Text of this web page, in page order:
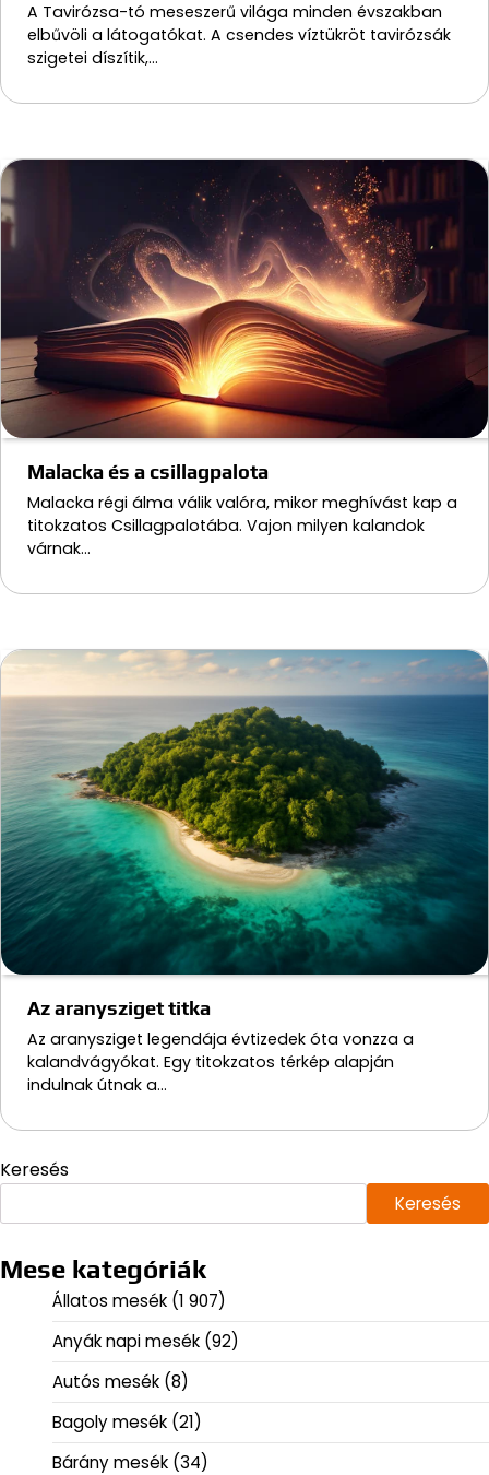
A Tavirózsa-tó meseszerű világa minden évszakban
elbűvöli a látogatókat. A csendes víztükröt tavirózsák
szigetei díszítik,…
Malacka és a csillagpalota
Malacka régi álma válik valóra, mikor meghívást kap a
titokzatos Csillagpalotába. Vajon milyen kalandok
várnak…
Az aranysziget titka
Az aranysziget legendája évtizedek óta vonzza a
kalandvágyókat. Egy titokzatos térkép alapján
indulnak útnak a…
Keresés
Keresés
Mese kategóriák
Állatos mesék (1 907)
Anyák napi mesék (92)
Autós mesék (8)
Bagoly mesék (21)
Bárány mesék (34)